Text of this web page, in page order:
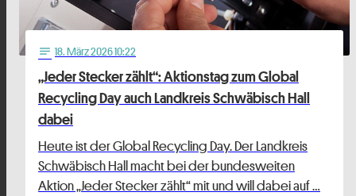
notes 18. März 2026 10:22
„Jeder Stecker zählt“: Aktionstag zum Global
Recycling Day auch Landkreis Schwäbisch Hall
dabei
Heute ist der Global Recycling Day. Der Landkreis
Schwäbisch Hall macht bei der bundesweiten
Aktion „Jeder Stecker zählt“ mit und will dabei auf …